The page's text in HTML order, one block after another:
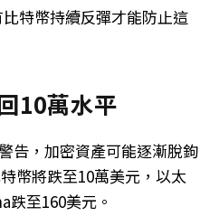
特幣持續反彈才能防止這
10萬水平
告，加密資產可能逐漸脫鉤
幣將跌至10萬美元，以太
跌至160美元。